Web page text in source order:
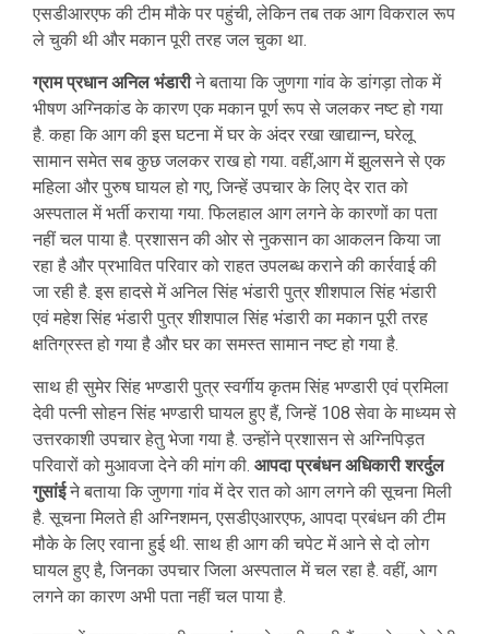
एसडीआरएफ की टीम मौके पर पहुंची, लेकिन तब तक आग विकराल रूप
ले चुकी थी और मकान पूरी तरह जल चुका था.
ग्राम प्रधान अनिल भंडारीने बताया कि जुणगा गांव के डांगड़ा तोक में
भीषण अग्निकांड के कारण एक मकान पूर्ण रूप से जलकर नष्ट हो गया
है. कहा कि आग की इस घटना में घर के अंदर रखा खाद्यान्न, घरेलू
सामान समेत सब कुछ जलकर राख हो गया. वहीं,आग में झुलसने से एक
महिला और पुरुष घायल हो गए, जिन्हें उपचार के लिए देर रात को
अस्पताल में भर्ती कराया गया. फिलहाल आग लगने के कारणों का पता
नहीं चल पाया है. प्रशासन की ओर से नुकसान का आकलन किया जा
रहा है और प्रभावित परिवार को राहत उपलब्ध कराने की कार्रवाई की
जा रही है. इस हादसे में अनिल सिंह भंडारी पुत्र शीशपाल सिंह भंडारी
एवं महेश सिंह भंडारी पुत्र शीशपाल सिंह भंडारी का मकान पूरी तरह
क्षतिग्रस्त हो गया है और घर का समस्त सामान नष्ट हो गया है.
साथ ही सुमेर सिंह भण्डारी पुत्र स्वर्गीय कृतम सिंह भण्डारी एवं प्रमिला
देवी पत्नी सोहन सिंह भण्डारी घायल हुए हैं, जिन्हें 108 सेवा के माध्यम से
उत्तरकाशी उपचार हेतु भेजा गया है. उन्होंने प्रशासन से अग्निपिड़त
परिवारों को मुआवजा देने की मांग की. आपदा प्रबंधन अधिकारी शरर्दुल
गुसांईने बताया कि जुणगा गांव में देर रात को आग लगने की सूचना मिली
है. सूचना मिलते ही अग्निशमन, एसडीएआरएफ, आपदा प्रबंधन की टीम
मौके के लिए रवाना हुई थी. साथ ही आग की चपेट में आने से दो लोग
घायल हुए है, जिनका उपचार जिला अस्पताल में चल रहा है. वहीं, आग
लगने का कारण अभी पता नहीं चल पाया है.